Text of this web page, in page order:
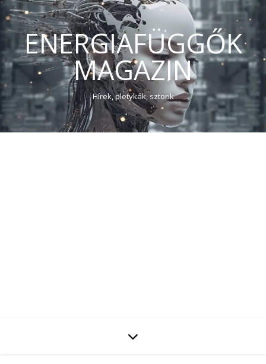
ENERGIAFÜGGŐK
MAGAZIN
Hírek, pletykák, sztorik